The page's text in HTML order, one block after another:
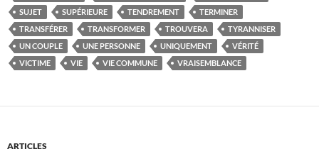
SUJET
SUPÉRIEURE TENDREMENT
TERMINER
TRANSFÉRER
TRANSFORMER TROUVERA
TYRANNISER
UN COUPLE
UNE PERSONNE UNIQUEMENT
VÉRITÉ
VICTIME
VIE VIE COMMUNE VRAISEMBLANCE
ARTICLES